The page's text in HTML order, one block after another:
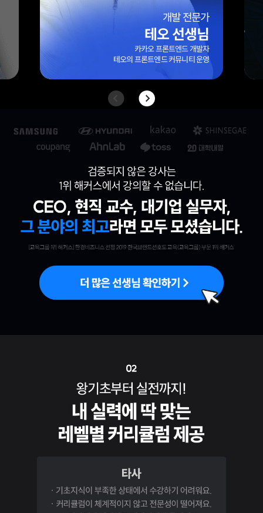
엑셀 전문가
엑셀마왕(임규범) 선생님
대기업/외국계 기업 10년 이상 실무 경력
42만 팔로워 보유
엑셀 전문 블로그 ‘엑셀마왕’ 운영자